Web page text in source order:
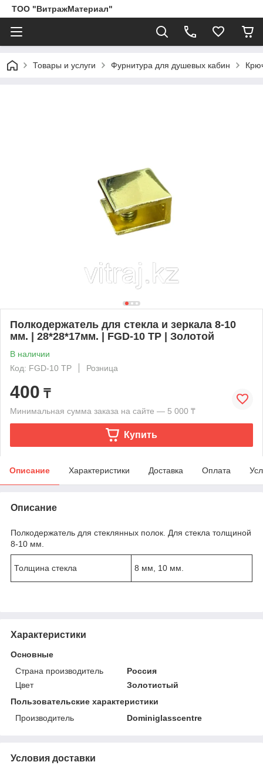
ТОО "ВитражМатериал"
Товары и услуги Фурнитура для душевых кабин
Полкодержатель для стекла и зеркала 8-10
мм. | 28*28*17мм. | FGD-10 TP | Золотой
В наличии
Код: FGD-10 TP
Розница
400 ₸
Минимальная сумма заказа на сайте — 5 000 ₸
Купить
Описание Характеристики Доставка Оплата
Описание
Полкодержатель для стеклянных полок. Для стекла толщиной
8-10 мм.
Толщина стекла 8 мм, 10 мм.
Характеристики
Основные
Страна производитель
Россия
Цвет
Золотистый
Пользовательские характеристики
Производитель
Dominiglasscentre
Условия доставки